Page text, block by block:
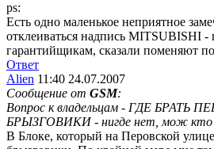
ps:
Есть одно маленькое неприятное
отклеиваться надпись MITSUBISHI -
гарантийщикам, сказали поменяют
Ответ
Alien 11:40 24.07.2007
Сообщение от GSM:
Вопрос к владельцам - ГДЕ БРАТЬ
БРЫЗГОВИКИ - нигде нет, мож кто
В Блоке, который на Перовской